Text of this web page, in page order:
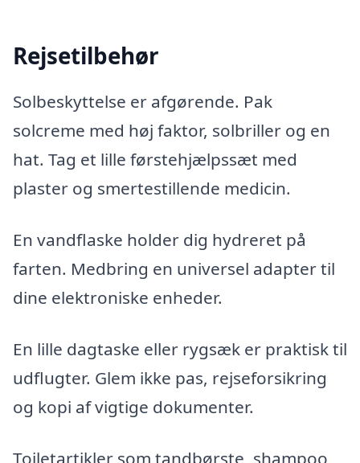
Rejsetilbehør
Solbeskyttelse er afgørende. Pak
solcreme med høj faktor, solbriller og en
hat. Tag et lille førstehjælpssæt med
plaster og smertestillende medicin.
En vandflaske holder dig hydreret på
farten. Medbring en universel adapter til
dine elektroniske enheder.
En lille dagtaske eller rygsæk er praktisk til
udflugter. Glem ikke pas, rejseforsikring
og kopi af vigtige dokumenter.
Toiletartikler som tandbørste, shampoo